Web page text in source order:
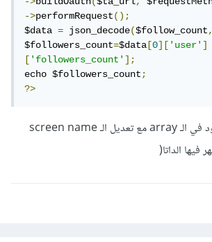
->performRequest();
$data = json_decode($follow_count,
$followers_count=$data [0]['user']
['followers_count'];
echo $followers_count;
?>
وحتمرر فيه اللي موجود في الـ array مع تعديل الـ screen name
الداتا(